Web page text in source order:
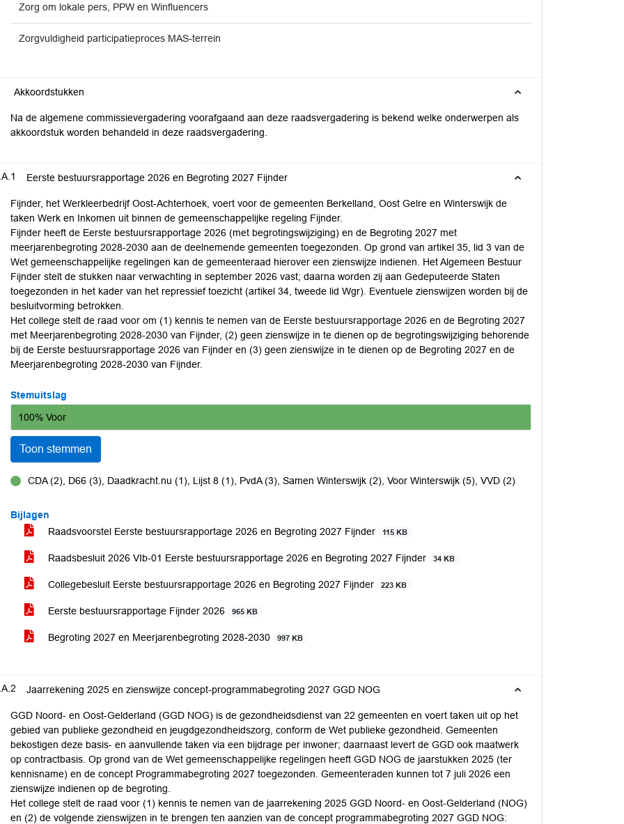
Zorg om lokale pers, PPW en Winfluencers
Zorgvuldigheid participatieproces MAS‑terrein
Akkoordstukken
Na de algemene commissievergadering voorafgaand aan deze raadsvergadering is bekend welke onderwerpen als
akkoordstuk worden behandeld in deze raadsvergadering.
Eerste bestuursrapportage 2026 en Begroting 2027 Fijnder
Fijnder, het Werkleerbedrijf Oost-Achterhoek, voert voor de gemeenten Berkelland, Oost Gelre en Winterswijk de
taken Werk en Inkomen uit binnen de gemeenschappelijke regeling Fijnder.
Fijnder heeft de Eerste bestuursrapportage 2026 (met begrotingswijziging) en de Begroting 2027 met
meerjarenbegroting 2028-2030 aan de deelnemende gemeenten toegezonden. Op grond van artikel 35, lid 3 van de
Wet gemeenschappelijke regelingen kan de gemeenteraad hierover een zienswijze indienen. Het Algemeen Bestuur
Fijnder stelt de stukken naar verwachting in september 2026 vast; daarna worden zij aan Gedeputeerde Staten
toegezonden in het kader van het repressief toezicht (artikel 34, tweede lid Wgr). Eventuele zienswijzen worden bij de
besluitvorming betrokken.
Het college stelt de raad voor om (1) kennis te nemen van de Eerste bestuursrapportage 2026 en de Begroting 2027
met Meerjarenbegroting 2028-2030 van Fijnder, (2) geen zienswijze in te dienen op de begrotingswijziging behorende
bij de Eerste bestuursrapportage 2026 van Fijnder en (3) geen zienswijze in te dienen op de Begroting 2027 en de
Meerjarenbegroting 2028-2030 van Fijnder.
Stemuitslag
100% Voor
Toon stemmen
CDA (2), D66 (3), Daadkracht.nu (1), Lijst 8 (1), PvdA (3), Samen Winterswijk (2), Voor Winterswijk (5), VVD (2)
Bijlagen
Raadsvoorstel Eerste bestuursrapportage 2026 en Begroting 2027 Fijnder
115 KB
Raadsbesluit 2026 VIb-01 Eerste bestuursrapportage 2026 en Begroting 2027 Fijnder 34 KB
Collegebesluit Eerste bestuursrapportage 2026 en Begroting 2027 Fijnder 223 KB
Eerste bestuursrapportage Fijnder 2026 965 KB
Begroting 2027 en Meerjarenbegroting 2028-2030 997 KB
Jaarrekening 2025 en zienswijze concept-programmabegroting 2027 GGD NOG
GGD Noord- en Oost-Gelderland (GGD NOG) is de gezondheidsdienst van 22 gemeenten en voert taken uit op het
gebied van publieke gezondheid en jeugdgezondheidszorg, conform de Wet publieke gezondheid. Gemeenten
bekostigen deze basis- en aanvullende taken via een bijdrage per inwoner; daarnaast levert de GGD ook maatwerk
op contractbasis. Op grond van de Wet gemeenschappelijke regelingen heeft GGD NOG de jaarstukken 2025 (ter
kennisname) en de concept Programmabegroting 2027 toegezonden. Gemeenteraden kunnen tot 7 juli 2026 een
zienswijze indienen op de begroting.
Het college stelt de raad voor (1) kennis te nemen van de jaarrekening 2025 GGD Noord- en Oost-Gelderland (NOG)
en (2) de volgende zienswijzen in te brengen ten aanzien van de concept programmabegroting 2027 GGD NOG: